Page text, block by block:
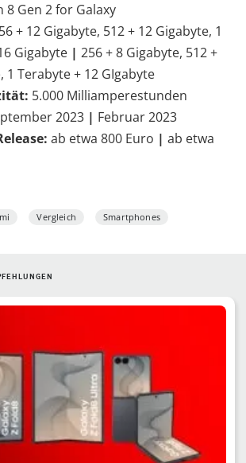
8 Gen 2 for Galaxy
+ 12 Gigabyte, 512 + 12 Gigabyte, 1
Gigabyte | 256 + 8 Gigabyte, 512 +
1 Terabyte + 12 GIgabyte
5.000 Milliamperestunden
2023 | Februar 2023
ab etwa 800 Euro | ab etwa
Vergleich Smartphones